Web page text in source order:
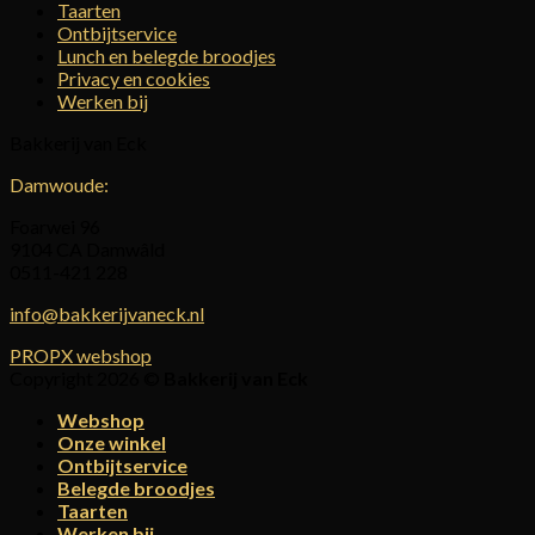
Taarten
Ontbijtservice
Lunch en belegde broodjes
Privacy en cookies
Werken bij
Damwoude:
info@bakkerijvaneck.nl
PROPX webshop
Webshop
Onze winkel
Ontbijtservice
Belegde broodjes
Taarten